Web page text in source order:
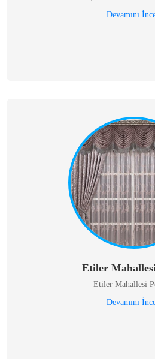
Devamını
Etiler
Etiler Mahallesi
Devamını